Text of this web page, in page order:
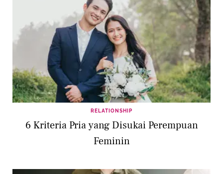
RELATIONSHIP
6 Kriteria Pria yang Disukai Perempuan
Feminin